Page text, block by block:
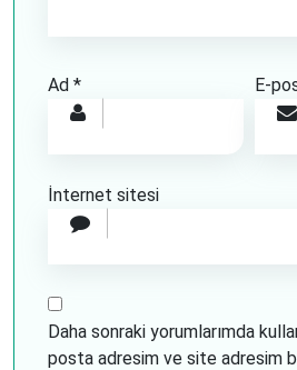
Ad * E-
İnternet sitesi
Daha sonraki yorumlarımda
posta adresim ve site adresim